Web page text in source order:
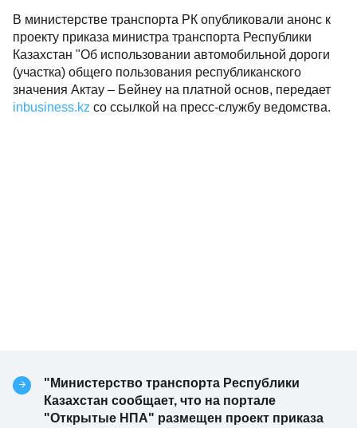
В министерстве транспорта РК опубликовали анонс к
проекту приказа министра транспорта Республики
Казахстан "Об использовании автомобильной дороги
(участка) общего пользования республиканского
значения Актау – Бейнеу на платной основ, передает
inbusiness.kz со ссылкой на пресс-службу ведомства.
"Министерство транспорта Республики
Казахстан сообщает, что на портале
"Открытые НПА" размещен проект приказа